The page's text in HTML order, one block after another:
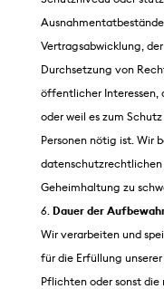
Vertragsabwicklung,
Durchsetzung von
öffentlicher Interessen,
oder weil es zum
Personen nötig ist. Wir
datenschutzrechtlichen
Geheimhaltung zu
Dauer der
Wir verarbeiten und
für die Erfüllung
Pflichten oder sonst